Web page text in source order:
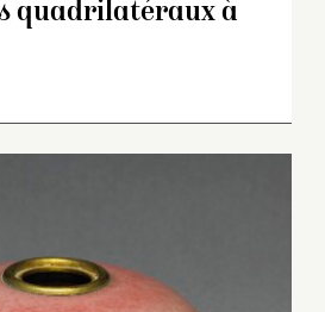
quadrilatéraux à